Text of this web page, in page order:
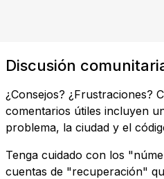
Discusión
¿Consejos? ¿Frustraciones?
comentarios útiles incluyen
problema, la ciudad y el
Tenga cuidado con los
cuentas de "recuperación"